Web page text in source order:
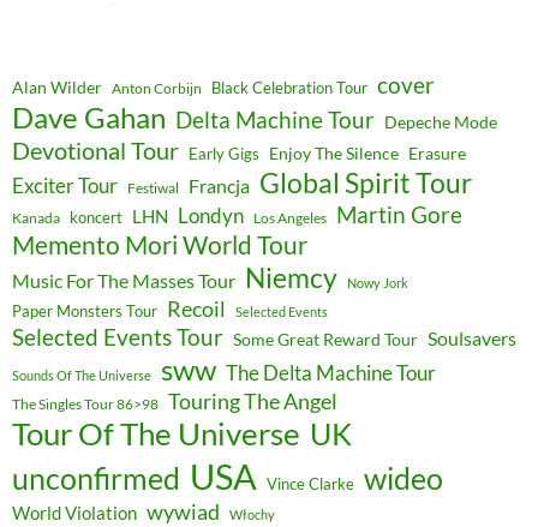
Alan Wilder Anton Corbijn Black Celebration Tour cover
Dave Gahan Delta Machine Tour Depeche Mode
Devotional Tour Early Gigs Enjoy The Silence Erasure
Exciter Tour Festiwal Francja Global Spirit Tour
Kanada koncert LHN Londyn Los Angeles Martin Gore
Memento Mori World Tour
Music For The Masses Tour Niemcy Nowy Jork
Paper Monsters Tour Recoil Selected Events
Selected Events Tour Some Great Reward Tour Soulsavers
Sounds Of The Universe sww The Delta Machine Tour
The Singles Tour 86>98 Touring The Angel
Tour Of The Universe UK
unconfirmed USA Vince Clarke wideo
World Violation wywiad Włochy